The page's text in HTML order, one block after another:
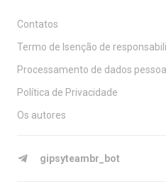
Contatos
Termo de Isenção de
Processamento de dados
Política de Privacidade
Os autores
gipsyteambr_bot